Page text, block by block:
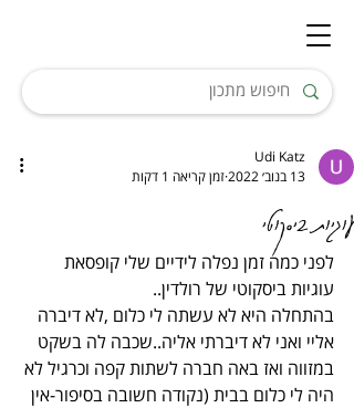
עוגיות ביסקוטי
Udi Katz
13 בנוב׳ 2022
זמן קריאה 1 דקות
לפני כמה זמן נפלה לידיים שלי קופסאת
עוגיות ביסקוטי של רולדין..
בהתחלה היא לא עשתה לי כלום ,לא דיברה
אליי ואני לא דיברתי אליה..שכבה לה בשקט
במזווה ואז באה חברה לשתות קפה וכרגיל לא
היה לי כלום בבית (נקודה חשובה בסיפור-אין